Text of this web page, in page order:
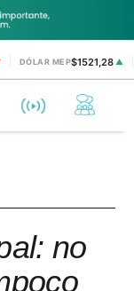
DÓLAR MEP$1521,28▲
no